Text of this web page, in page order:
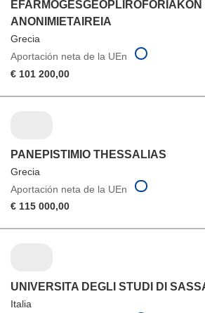
EFARMOGESGEOPLIROFORIAKON
ANONIMIETAIREIA
Grecia
Aportación neta de la UEn
€ 101 200,00
PANEPISTIMIO THESSALIAS
Grecia
Aportación neta de la UEn
€ 115 000,00
UNIVERSITA DEGLI STUDI DI
Italia